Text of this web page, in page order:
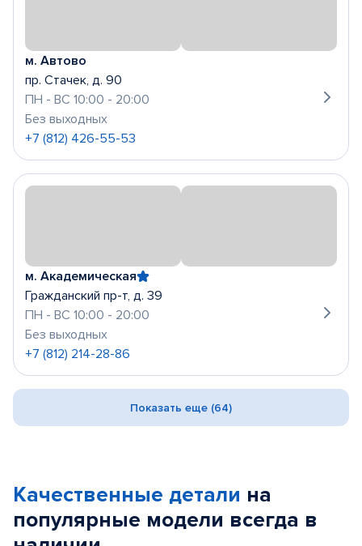
м. Автово
пр. Стачек, д. 90
ПН - ВС 10:00 - 20:00
Без выходных
+7 (812) 426-55-53
м. Академическая
Гражданский пр-т, д. 39
ПН - ВС 10:00 - 20:00
Без выходных
+7 (812) 214-28-86
Показать еще (64)
Качественные детали на
популярные модели всегда в